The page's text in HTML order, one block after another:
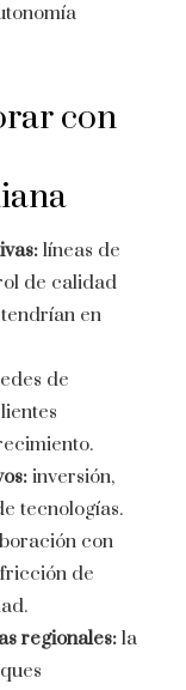
con
líneas de
de calidad
en
de
inversión,
tecnologías.
con
de
regionales: la